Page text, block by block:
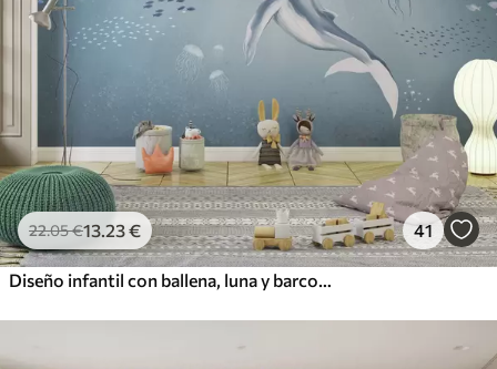
22.05€13 .23€ 41